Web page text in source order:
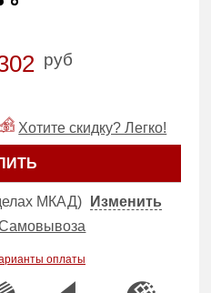
руб
Хотите скидку? Легко!
МКАД)
Изменить
оплаты